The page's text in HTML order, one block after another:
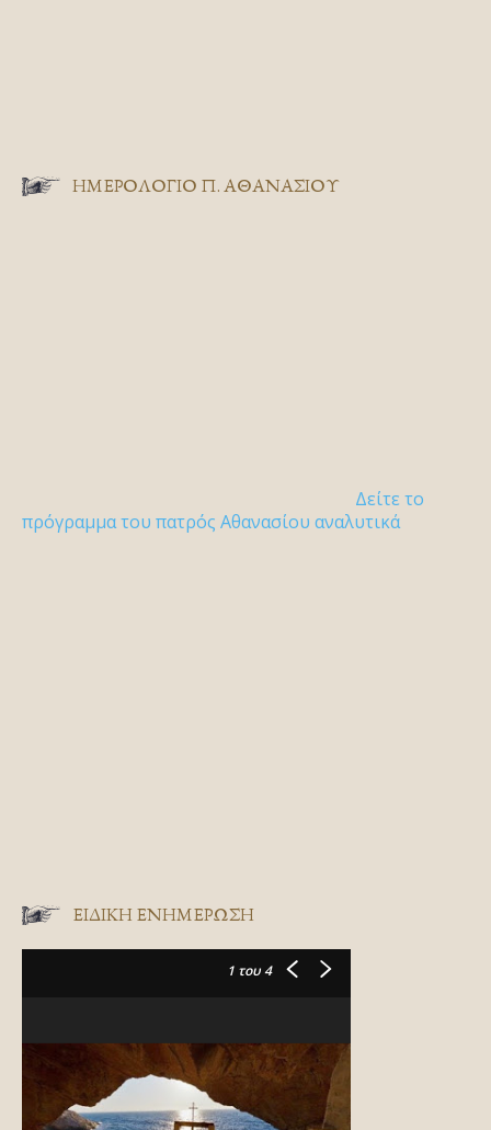
ΗΜΕΡΟΛΟΓΙΟ Π. ΑΘΑΝΑΣΙΟΥ
Δείτε το
πρόγραμμα του πατρός Αθανασίου αναλυτικά
ΕΙΔΙΚΉ ΕΝΗΜΈΡΩΣΗ
1 του 4